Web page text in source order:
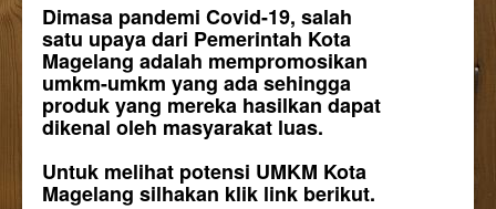
Dimasa pandemi Covid-19, salah
satu upaya dari Pemerintah Kota
Magelang adalah mempromosikan
umkm-umkm yang ada sehingga
produk yang mereka hasilkan dapat
dikenal oleh masyarakat luas.
Untuk melihat potensi UMKM Kota
Magelang silhakan klik link berikut.